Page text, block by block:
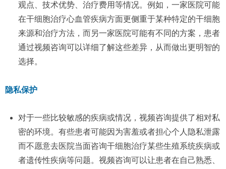
观点、技术优势、治疗费用等情况。例如，一家医院可能
在干细胞治疗心血管疾病方面更侧重于某种特定的干细胞
来源和治疗方法，而另一家医院可能有不同的方案，患者
通过视频咨询可以详细了解这些差异，从而做出更明智的
选择。
隐私保护
对于一些比较敏感的疾病或情况，视频咨询提供了相对私
密的环境。有些患者可能因为害羞或者担心个人隐私泄露
而不愿意去医院当面咨询干细胞治疗某些生殖系统疾病或
者遗传性疾病等问题。视频咨询可以让患者在自己熟悉、